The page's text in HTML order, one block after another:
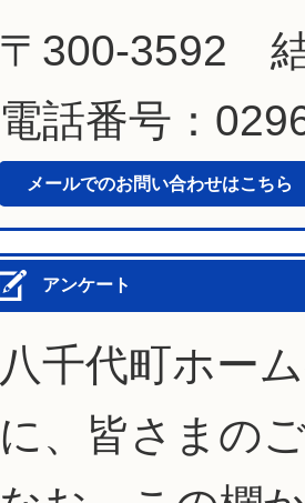
〒300-3592
電話番号：
メールでのお問い合わせはこちら
アンケート
八千代町ホー
に、皆さまの